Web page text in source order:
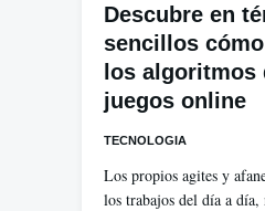
Descubre en
sencillos
los algoritmos
juegos online
TECNOLOGIA
Los propios agites y
los trabajos del día a día,